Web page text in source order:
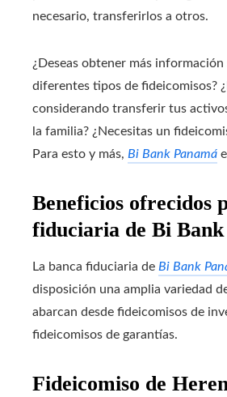
necesario, transferirlos a otros.
¿Deseas obtener más información
diferentes tipos de fideicomisos?
considerando transferir tus
la familia? ¿Necesitas un
Para esto y más, Bi Bank Panamá
Beneficios ofrecidos
fiduciaria de Bi Bank
La banca fiduciaria de Bi Bank
disposición una amplia variedad
abarcan desde fideicomisos de
fideicomisos de garantías.
Fideicomiso de